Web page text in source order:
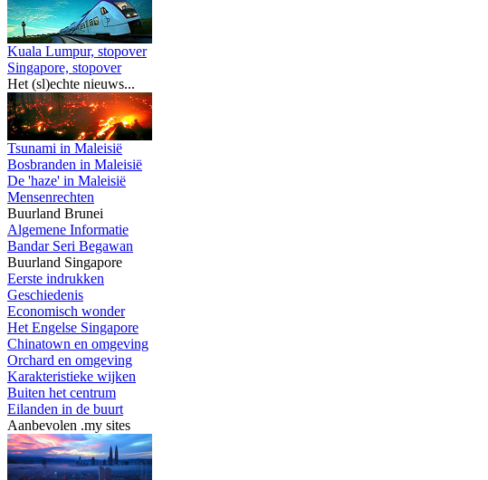
Kuala Lumpur, stopover
Singapore, stopover
Het (sl)echte nieuws...
Tsunami in Maleisië
Bosbranden in Maleisië
De 'haze' in Maleisië
Mensenrechten
Buurland Brunei
Algemene Informatie
Bandar Seri Begawan
Buurland Singapore
Eerste indrukken
Geschiedenis
Economisch wonder
Het Engelse Singapore
Chinatown en omgeving
Orchard en omgeving
Karakteristieke wijken
Buiten het centrum
Eilanden in de buurt
Aanbevolen .my sites